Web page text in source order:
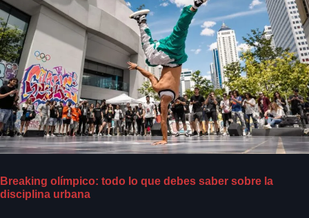
Breaking olímpico: todo lo que debes saber sobre la
disciplina urbana